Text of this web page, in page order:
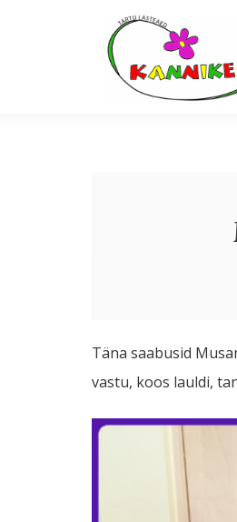
Täna saabusid
vastu, koos lauldi,